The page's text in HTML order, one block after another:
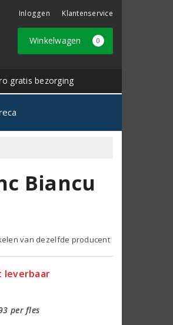
Inloggen Klantenservice
Winkelwagen 0
gratis bezorging
Biancu
van dezelfde producent
leverbaar
per fles